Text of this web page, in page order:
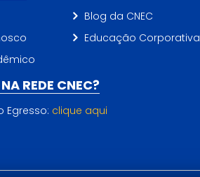
Blog da CNEC
Educação Corporativa
REDE CNEC?
Egresso: clique aqui